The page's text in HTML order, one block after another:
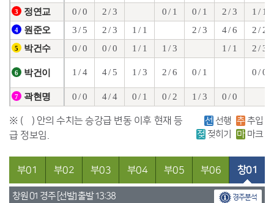
3 정연교 0 / 0 2 / 3 0 / 1 0 / 1 2 / 3 1 / 1
4 원준오 3 / 5 2 / 3 1 / 1 2 / 3 4 / 6 2 / 2
5 박건수 0 / 0 0 / 0 1 / 1 1 / 3 1 / 1 2 / 3
6 박건이 1 / 4 4 / 5 1 / 3 2 / 6 0 / 1 0 / 0
7 곽현명 0 / 0 4 / 4 0 / 1 0 / 2 1 / 3 0 / 0
※ ( ) 안의 수치는 승강급 변동 이후 현재 등
급 정보임.
선 선행 추 추입
젖 젖히기 마 마크
부01 부02 부03 부04 부05 부06 창01
창원 01 경주 [선발] 출발 13:38 경주분석